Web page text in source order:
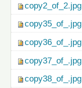
copy2_of_2.jpg
copy35_of_.jpg
copy36_of_.jpg
copy37_of_.jpg
copy38_of_.jpg